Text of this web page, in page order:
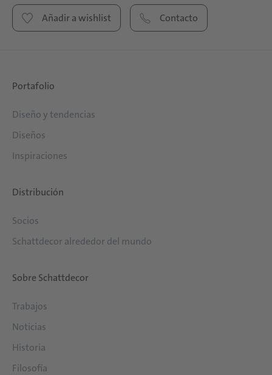
Añadir a wishlist Contacto
Portafolio
Diseño y tendencias
Diseños
Inspiraciones
Distribución
Socios
Schattdecor alrededor del mundo
Sobre Schattdecor
Trabajos
Noticias
Historia
Filosofía